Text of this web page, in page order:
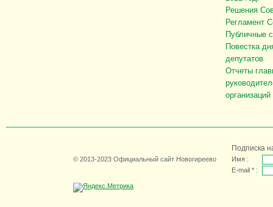
Решения
Регламент
Публичные
Повестка
депутатов
Отчеты
организаций
© 2013-2023 Официальный сайт Новогиреево
Подписка
Имя :
E-mail * :